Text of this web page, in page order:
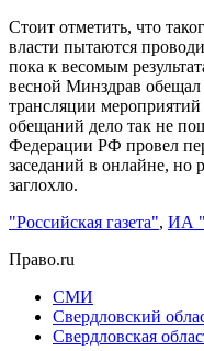
Стоит отметить, что
власти пытаются
пока к весомым
весной Минздрав обещал
трансляции
обещаний дело так не
Федерации РФ провел
заседаний в онлайне, но
заглохло.
"Российская газета", ИА
Право.ru
СМИ
Свердловский
Свердловская